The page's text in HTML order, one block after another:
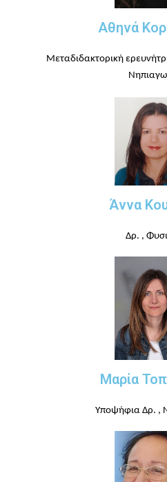
Αθηνά
Μεταδιδακτορική
Άννα
Δρ. ,
Μαρία
Υποψήφια Δρ. ,